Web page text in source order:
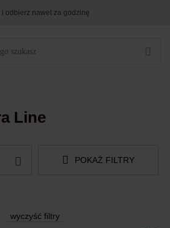
przy zapisie na Newsletter.
i odbierz nawet za godzinę
Line
POKAŻ FILTRY
wyczyść filtry